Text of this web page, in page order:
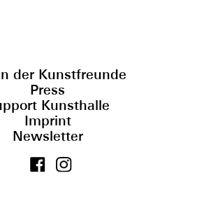
der Kunstfreunde
Press
Kunsthalle
Imprint
Newsletter